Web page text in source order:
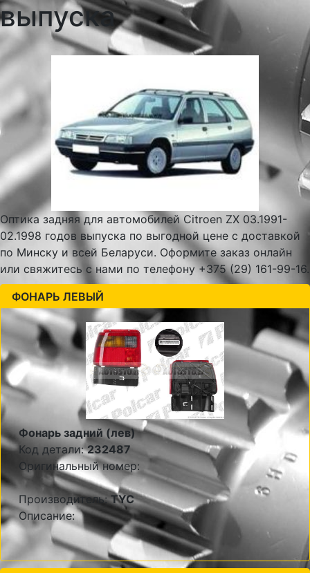
выпуска
Оптика задняя для автомобилей Citroen ZX 03.1991-
02.1998 годов выпуска по выгодной цене с доставкой
по Минску и всей Беларуси. Оформите заказ онлайн
или свяжитесь с нами по телефону +375 (29) 161-99-16.
ФОНАРЬ ЛЕВЫЙ
Фонарь задний (лев)
Код детали:232487
Оригинальный номер:
Производитель:TYC
Описание: